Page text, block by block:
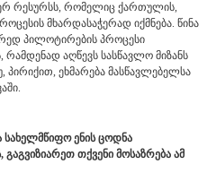
რესურსს, რომელიც ქართულის,
მხარდასაჭერად იქმნება. წინა
პილოტირების პროცესი
რამდენად აღწევს სასწავლო მიზანს
პირიქით, ეხმარება მასწავლებელსა
სახელმწიფო ენის ცოდნა
თქვენი მოსაზრება ამ